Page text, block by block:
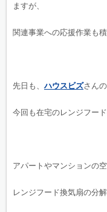
ますが、
関連事業への応援作業も
先日も、 ハウスビズさん
今回も在宅のレンジフー
アパートやマンションの空
レンジフード換気扇の分